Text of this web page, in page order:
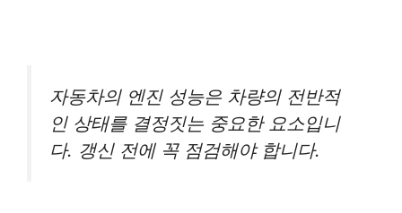
자동차의 엔진 성능은 차량의 전반적
인 상태를 결정짓는 중요한 요소입니
다. 갱신 전에 꼭 점검해야 합니다.